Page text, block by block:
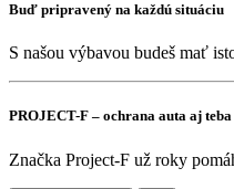
Buď pripravený na každú situáciu
S našou výbavou budeš mať
PROJECT-F – ochrana auta aj teba
Značka Project-F už roky